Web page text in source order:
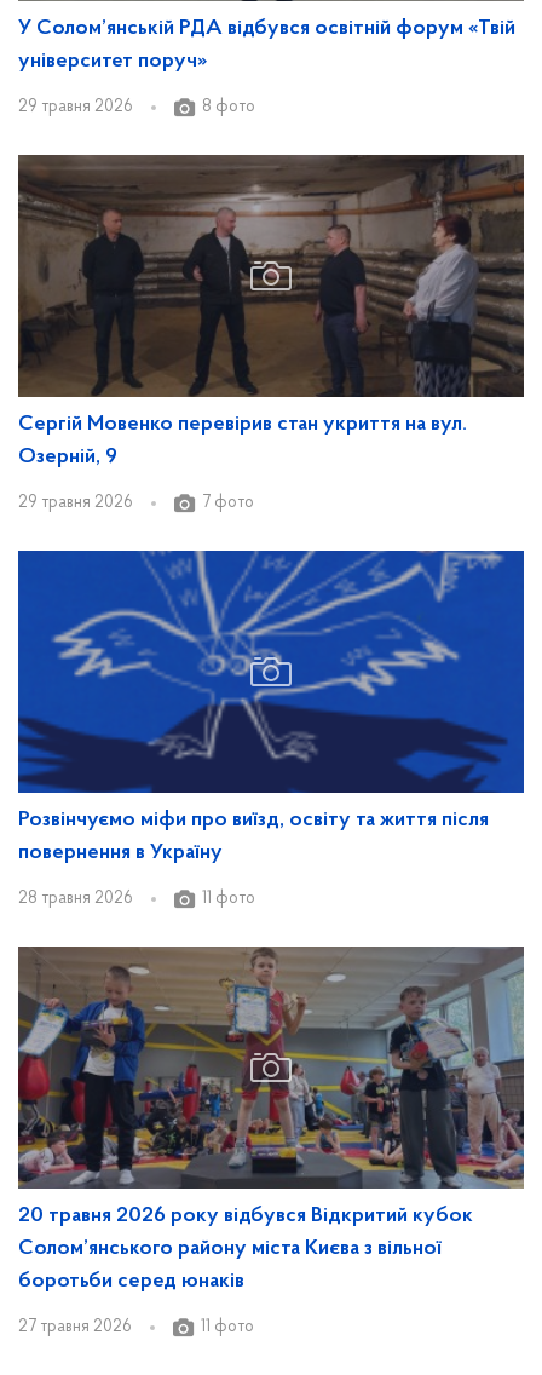
У Солом’янській РДА відбувся освітній форум «Твій
університет поруч»
29 травня 2026 8 фото
Сергій Мовенко перевірив стан укриття на вул.
Озерній, 9
29 травня 2026 7 фото
Розвінчуємо міфи про виїзд, освіту та життя після
повернення в Україну
28 травня 2026 11 фото
20 травня 2026 року відбувся Відкритий кубок
Солом’янського району міста Києва з вільної
боротьби серед юнаків
27 травня 2026 11 фото